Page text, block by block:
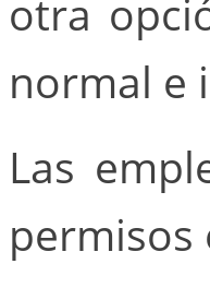
otra
normal e
Las
permisos